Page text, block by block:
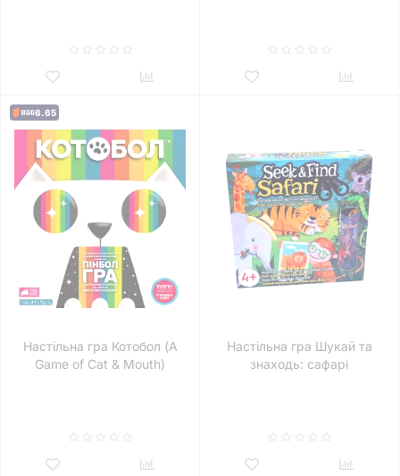
6.65
Настільна гра Котобол (A
Game of Cat & Mouth)
Настільна гра Шукай та
знаходь: сафарі